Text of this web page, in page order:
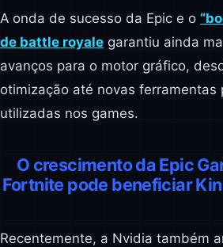
A onda de sucesso da Epic e o
de battle royale garantiu ainda
avanços para o motor gráfico,
otimização até novas ferramentas
utilizadas nos games.
O crescimento da Epic
Fortnite pode beneficiar
Recentemente, a Nvidia também